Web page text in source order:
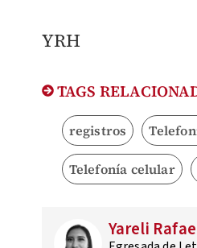
YRH
TAGS
registros
Telefonía celular
Yareli